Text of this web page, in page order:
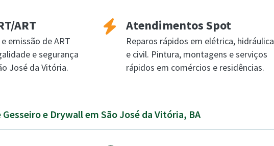
ART
emissão de ART
e segurança
José da Vitória.
Atendimentos Spot
Reparos rápidos em elétrica, hidráulica
e civil. Pintura, montagens e serviços
rápidos em comércios e residências.
e Drywall em São José da Vitória, BA